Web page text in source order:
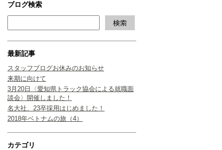
ブログ検索
最新記事
スタッフブログお休みのお知らせ
来期に向けて
3月20日〈愛知県トラック協会による就職面
談会〉開催しました！
名大社、23卒採用はじめました！
2018年ベトナムの旅（4）
カテゴリ